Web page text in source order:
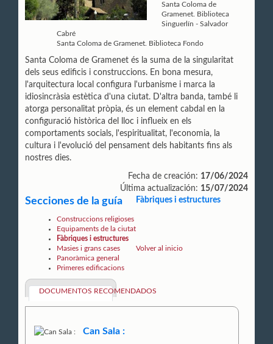
Santa Coloma de
Gramenet. Biblioteca
Singuerlín - Salvador
Cabré
Santa Coloma de Gramenet. Biblioteca Fondo
Santa Coloma de Gramenet és la suma de la singularitat
dels seus edificis i construccions. En bona mesura,
l'arquitectura local configura l'urbanisme i marca la
idiosincràsia estètica d'una ciutat. D'altra banda, també li
atorga personalitat pròpia, és un element cabdal en la
configuració històrica del lloc i influeix en els
comportaments socials, l'espiritualitat, l'economia, la
cultura i l'evolució del pensament dels habitants fins als
nostres dies.
Fecha de creación: 17/06/2024
Última actualización: 15/07/2024
Secciones de la guía
Construccions religioses
Equipaments de la ciutat
Fàbriques i estructures
Masies i grans cases
Panoràmica general
Primeres edificacions
Fàbriques i estructures
DOCUMENTOS RECOMENDADOS
Can Sala :
Volver al inicio